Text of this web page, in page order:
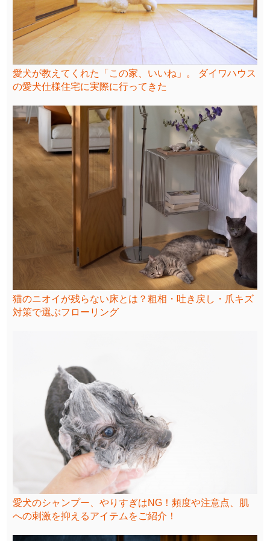
愛犬が教えてくれた「この家、いいね」。 ダイワハウス
の愛犬仕様住宅に実際に行ってきた
猫のニオイが残らない床とは？粗相・吐き戻し・爪キズ
対策で選ぶフローリング
愛犬のシャンプー、やりすぎはNG！頻度や注意点、肌
への刺激を抑えるアイテムをご紹介！